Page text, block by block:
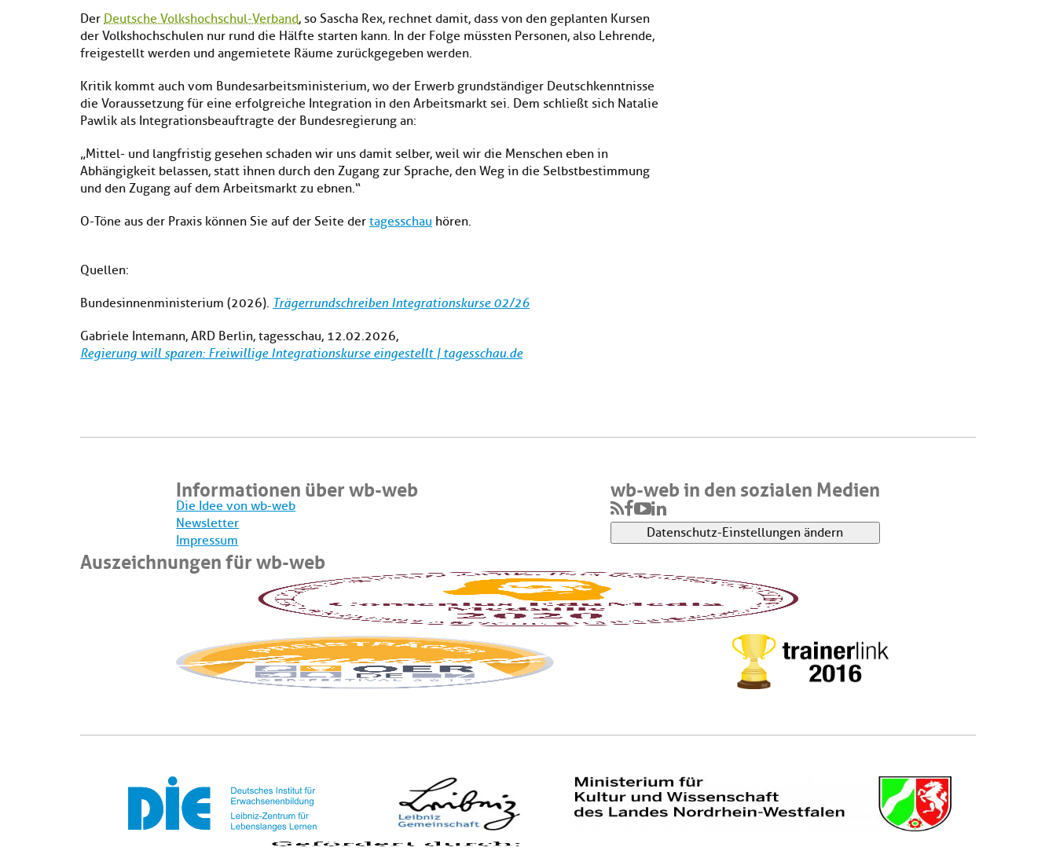
Der Deutsche Volkshochschul-Verband, so Sascha Rex, rechnet damit, dass von den geplanten Kursen
der Volkshochschulen nur rund die Hälfte starten kann. In der Folge müssten Personen, also Lehrende,
freigestellt werden und angemietete Räume zurückgegeben werden.
Kritik kommt auch vom Bundesarbeitsministerium, wo der Erwerb grundständiger Deutschkenntnisse
die Voraussetzung für eine erfolgreiche Integration in den Arbeitsmarkt sei. Dem schließt sich Natalie
Pawlik als Integrationsbeauftragte der Bundesregierung an:
„Mittel- und langfristig gesehen schaden wir uns damit selber, weil wir die Menschen eben in
Abhängigkeit belassen, statt ihnen durch den Zugang zur Sprache, den Weg in die Selbstbestimmung
und den Zugang auf dem Arbeitsmarkt zu ebnen.“
O-Töne aus der Praxis können Sie auf der Seite der tagesschau hören.
Quellen:
Bundesinnenministerium (2026). Trägerrundschreiben Integrationskurse 02/26
Gabriele Intemann, ARD Berlin, tagesschau, 12.02.2026,
Regierung will sparen: Freiwillige Integrationskurse eingestellt | tagesschau.de
Informationen über wb-web
Die Idee von wb-web
Newsletter
Impressum
wb-web in den sozialen Medien
Datenschutz-Einstellungen ändern
Auszeichnungen für wb-web